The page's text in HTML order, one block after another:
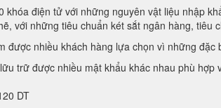
khóa điện tử với những nguyên vật liệu nhập
với những tiêu chuẩn két sắt ngân hàng, tiêu
được nhiều khách hàng lựa chọn vì những đặc
trữ được nhiều mật khẩu khác nhau phù hợp